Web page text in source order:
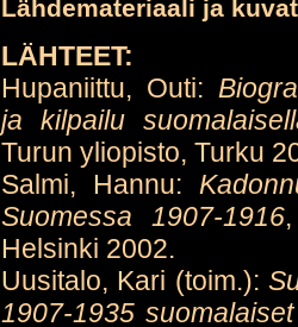
Lähdemateriaali ja kuvat
LÄHTEET:
Hupaniittu, Outi:
ja kilpailu
Turun yliopisto, Turku
Salmi, Hannu:
Suomessa 1907-1916,
Helsinki 2002.
Uusitalo, Kari (toim.):
1907-1935